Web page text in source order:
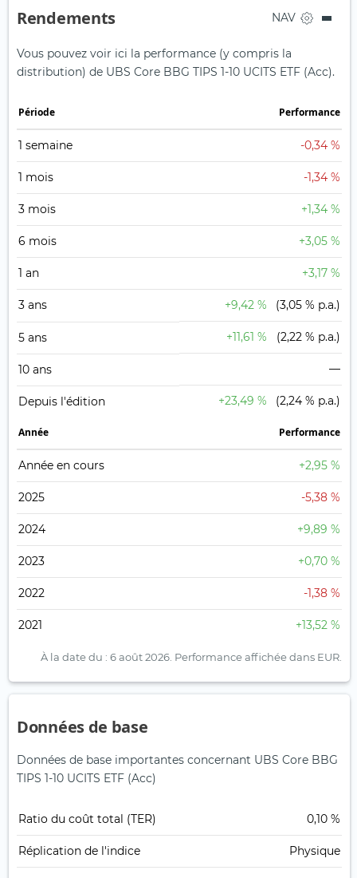
Rendements NAV
Vous pouvez voir ici la performance (y compris la
distribution) de UBS Core BBG TIPS 1-10 UCITS ETF (Acc).
Période Performance
1 semaine -0,34 %
1 mois -1,34 %
3 mois +1,34 %
6 mois +3,05 %
1 an +3,17 %
3 ans +9,42 % (3,05 % p.a.)
5 ans +11,61 % (2,22 % p.a.)
10 ans —
Depuis l'édition +23,49 % (2,24 % p.a.)
Année Performance
Année en cours +2,95 %
2025 -5,38 %
2024 +9,89 %
2023 +0,70 %
2022 -1,38 %
2021 +13,52 %
À la date du : 6 août 2026. Performance affichée dans EUR.
Données de base
Données de base importantes concernant UBS Core BBG
TIPS 1-10 UCITS ETF (Acc)
Ratio du coût total (TER) 0,10 %
Réplication de l'indice Physique